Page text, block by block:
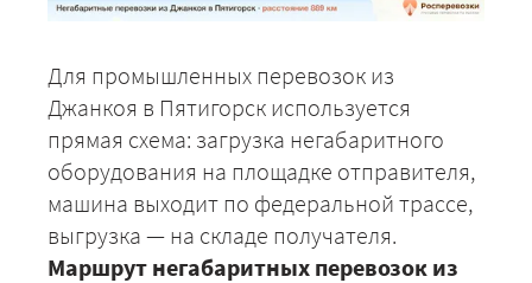
Для промышленных перевозок из
Джанкоя в Пятигорск используется
прямая схема: загрузка негабаритного
оборудования на площадке отправителя,
машина выходит по федеральной трассе,
выгрузка — на складе получателя.
Маршрут негабаритных перевозок из